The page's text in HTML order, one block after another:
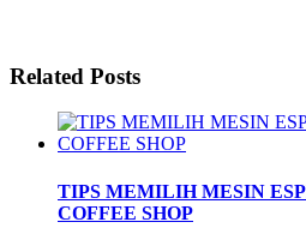
Related Posts
TIPS MEMILIH MESIN
COFFEE SHOP